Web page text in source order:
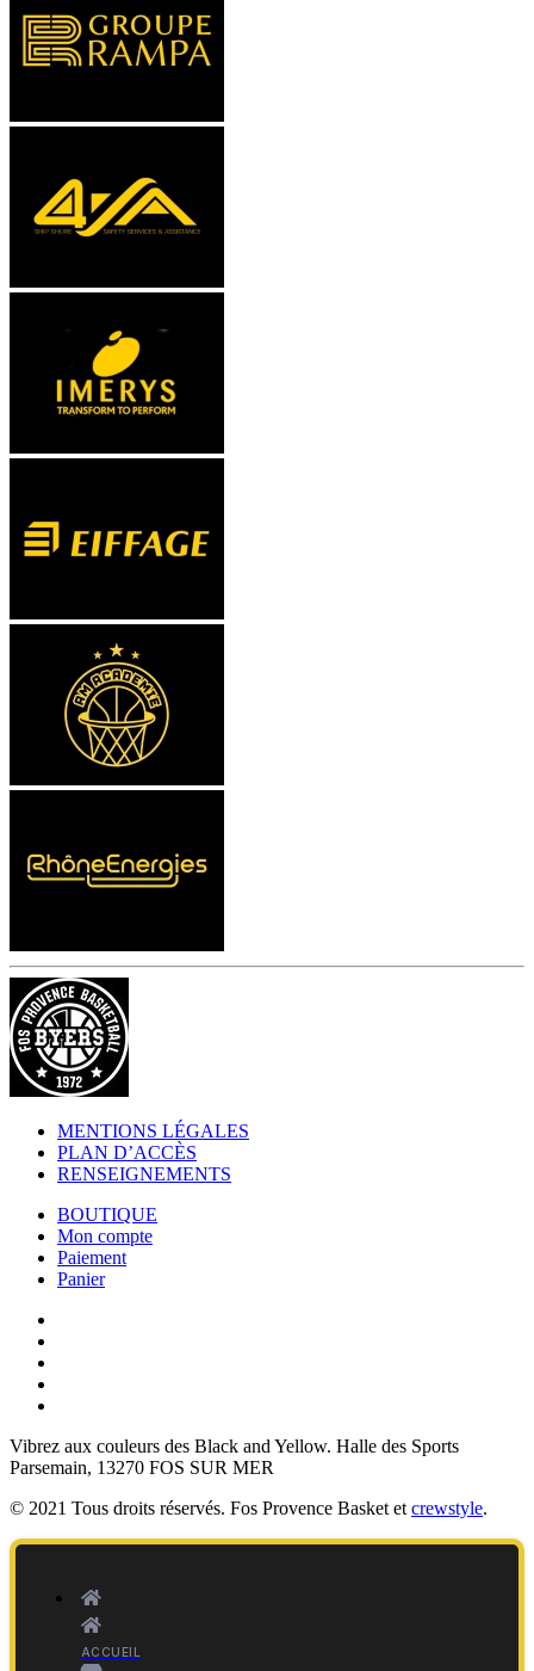
MENTIONS LÉGALES
PLAN D’ACCÈS
RENSEIGNEMENTS
BOUTIQUE
Mon compte
Paiement
Panier
Vibrez aux couleurs des Black and Yellow. Halle des Sports
Parsemain, 13270 FOS SUR MER
© 2021 Tous droits réservés. Fos Provence Basket et crewstyle.
ACCUEIL